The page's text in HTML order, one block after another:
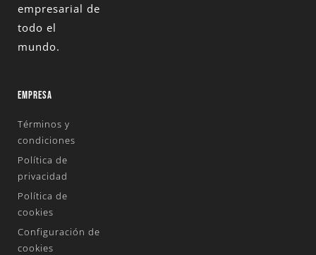
empresarial de
todo el
mundo.
EMPRESA
Términos y
condiciones
Política de
privacidad
Política de
cookies
Configuración de
cookies